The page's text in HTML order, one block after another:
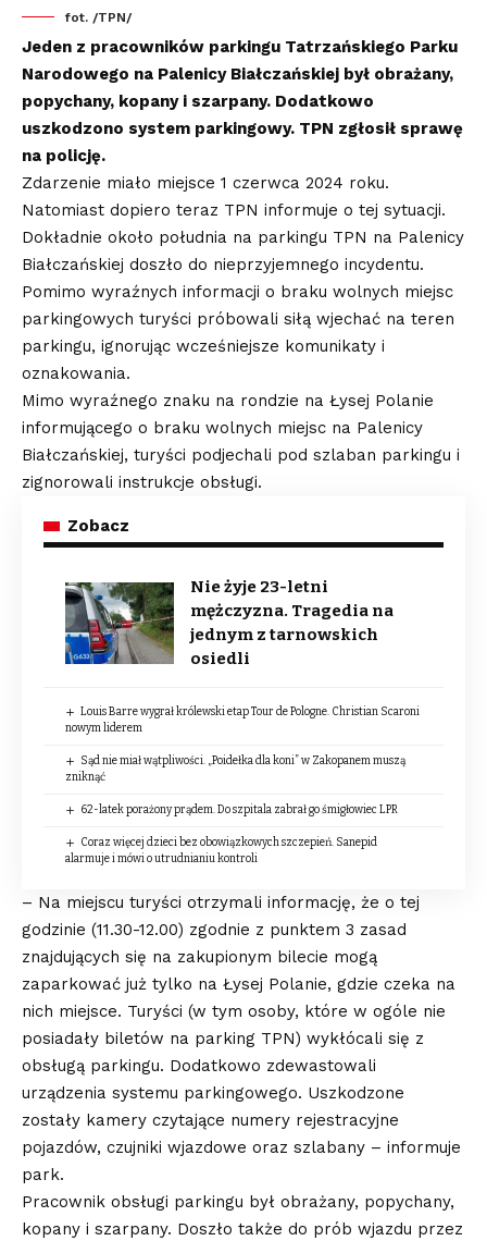
fot. /TPN/
Jeden z pracowników parkingu Tatrzańskiego Parku
Narodowego na Palenicy Białczańskiej był obrażany,
popychany, kopany i szarpany. Dodatkowo
uszkodzono system parkingowy. TPN zgłosił sprawę
na policję.
Zdarzenie miało miejsce 1 czerwca 2024 roku.
Natomiast dopiero teraz TPN informuje o tej sytuacji.
Dokładnie około południa na parkingu TPN na Palenicy
Białczańskiej doszło do nieprzyjemnego incydentu.
Pomimo wyraźnych informacji o braku wolnych miejsc
parkingowych turyści próbowali siłą wjechać na teren
parkingu, ignorując wcześniejsze komunikaty i
oznakowania.
Mimo wyraźnego znaku na rondzie na Łysej Polanie
informującego o braku wolnych miejsc na Palenicy
Białczańskiej, turyści podjechali pod szlaban parkingu i
zignorowali instrukcje obsługi.
Zobacz
Nie żyje 23-letni
mężczyzna. Tragedia na
jednym z tarnowskich
osiedli
Louis Barre wygrał królewski etap Tour de Pologne. Christian Scaroni
nowym liderem
Sąd nie miał wątpliwości. „Poidełka dla koni” w Zakopanem muszą
zniknąć
62-latek porażony prądem. Do szpitala zabrał go śmigłowiec LPR
Coraz więcej dzieci bez obowiązkowych szczepień. Sanepid
alarmuje i mówi o utrudnianiu kontroli
– Na miejscu turyści otrzymali informację, że o tej
godzinie (11.30-12.00) zgodnie z punktem 3 zasad
znajdujących się na zakupionym bilecie mogą
zaparkować już tylko na Łysej Polanie, gdzie czeka na
nich miejsce. Turyści (w tym osoby, które w ogóle nie
posiadały biletów na parking TPN) wykłócali się z
obsługą parkingu. Dodatkowo zdewastowali
urządzenia systemu parkingowego. Uszkodzone
zostały kamery czytające numery rejestracyjne
pojazdów, czujniki wjazdowe oraz szlabany – informuje
park.
Pracownik obsługi parkingu był obrażany, popychany,
kopany i szarpany. Doszło także do prób wjazdu przez